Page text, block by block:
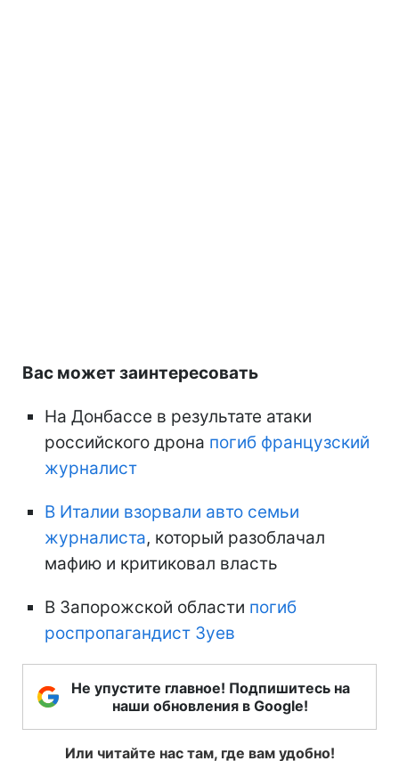
Вас может заинтересовать
На Донбассе в результате атаки
российского дрона погиб французский
журналист
В Италии взорвали авто семьи
журналиста, который разоблачал
мафию и критиковал власть
В Запорожской области погиб
роспропагандист Зуев
Не упустите главное! Подпишитесь на
наши обновления в Google!
Или читайте нас там, где вам удобно!